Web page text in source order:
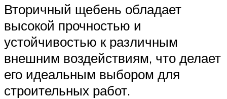
Вторичный щебень обладает
высокой прочностью и
устойчивостью к различным
внешним воздействиям, что делает
его идеальным выбором для
строительных работ.